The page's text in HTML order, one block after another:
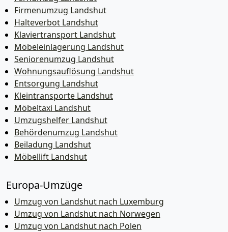
Firmenumzug Landshut
Halteverbot Landshut
Klaviertransport Landshut
Möbeleinlagerung Landshut
Seniorenumzug Landshut
Wohnungsauflösung Landshut
Entsorgung Landshut
Kleintransporte Landshut
Möbeltaxi Landshut
Umzugshelfer Landshut
Behördenumzug Landshut
Beiladung Landshut
Möbellift Landshut
Europa-Umzüge
Umzug von Landshut nach Luxemburg
Umzug von Landshut nach Norwegen
Umzug von Landshut nach Polen